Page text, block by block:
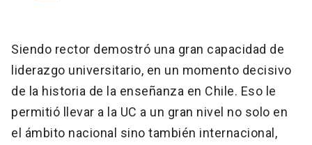
Siendo rector demostró una gran capacidad de
liderazgo universitario, en un momento decisivo
de la historia de la enseñanza en Chile. Eso le
permitió llevar a la UC a un gran nivel no solo en
el ámbito nacional sino también internacional,